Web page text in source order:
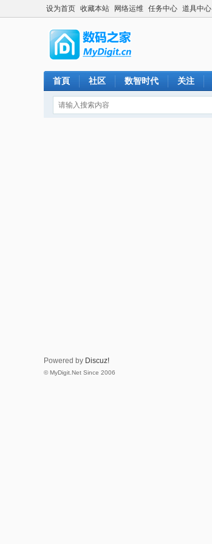
设为首页 收藏本站 网络运维 任务中心 道具中心
首頁 社区 数智时代 关注
Powered by Discuz!
© MyDigit.Net Since 2006